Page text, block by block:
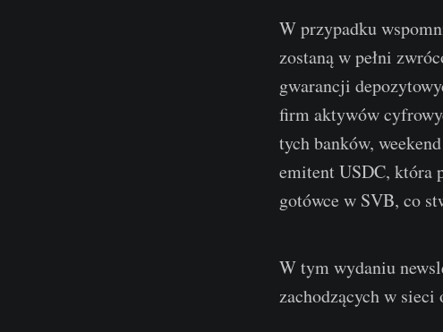
W przypadku
zostaną w pełni
gwarancji
firm aktywów
tych banków,
emitent USDC, która
gotówce w SVB, co
W tym wydaniu
zachodzących w